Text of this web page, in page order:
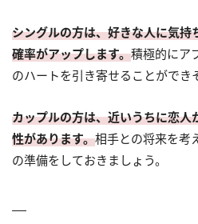
シングルの方は、好きな人に気持
確率がアップします。積極的にア
のハートを引き寄せることができ
カップルの方は、近いうちに恋人
性があります。相手との将来を考
の準備をしておきましょう。